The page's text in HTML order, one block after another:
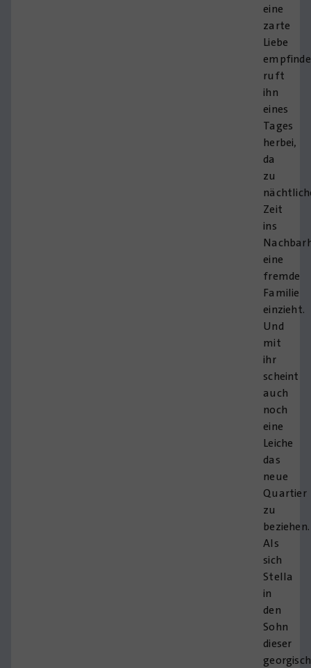
eine
zarte
Liebe
ruft
ihn
eines
Tages
herbei,
da
zu
Zeit
ins
eine
fremde
Familie
einzieht.
Und
mit
ihr
scheint
auch
noch
eine
Leiche
das
neue
Quartier
zu
beziehen.
Als
sich
Stella
in
den
Sohn
dieser